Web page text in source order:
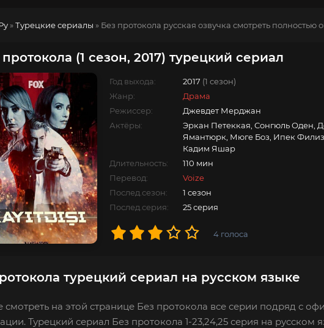
»Турецкие сериалы » Без протокола русская озвучка смотреть полностью
(1 сезон, 2017) турецкий сериал
Год выхода: 2017 (1 сезон)
Жанр:
Драма
Режиссер:
Джевдет Мерджан
Актёры:
Эркан Петеккая, Сонгюль Оден,
Ямантюрк, Мюге Боз, Ипек
Кадим Яшар
Длительность:
110 мин
Перевод:
Voize
Послед.сезон:
1 сезон
Послед.серия:
25 серия
4 голоса
турецкий сериал на русском языке
смотреть на этой странице Без протокола все серии подряд с
Турецкий сериал Без протокола 1-23,24,25 серия на русском